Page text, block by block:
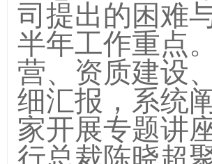
司提出的困难
半年工作重点
营、资质建设
细汇报，系统
家开展专题讲